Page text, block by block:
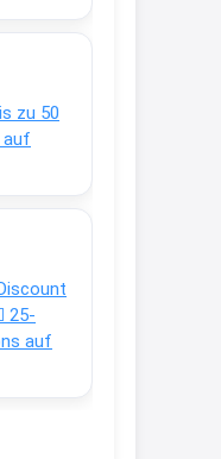
zu 50
auf
25-
auf
7-Tage
Vitamine